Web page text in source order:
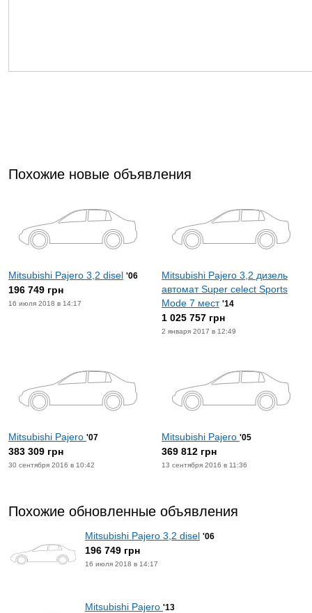
Похожие новые объявления
Mitsubishi Pajero 3,2 disel '06
196 749 грн
16 июля 2018 в 14:17
Mitsubishi Pajero 3,2 дизель
автомат Super celect Sports
Mode 7 мест '14
1 025 757 грн
2 января 2017 в 12:49
Mitsubishi Pajero '07
383 309 грн
30 сентября 2016 в 10:42
Mitsubishi Pajero '05
369 812 грн
13 сентября 2016 в 11:36
Похожие обновленные объявления
Mitsubishi Pajero 3,2 disel '06
196 749 грн
16 июля 2018 в 14:17
Mitsubishi Pajero '13